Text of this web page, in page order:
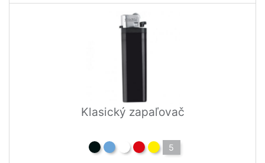
Klasický zapaľovač
5